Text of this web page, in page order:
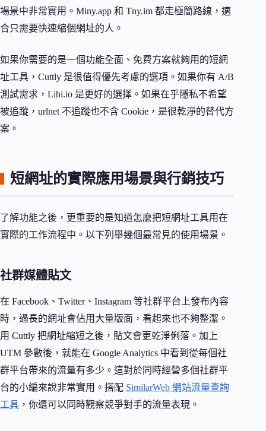
場景中非常實用。Miny.app 和 Tny.im 都走極簡路線，適
合只需要快速縮個網址的人。
如果你需要的是一個功能全面、免費方案就夠用的短網
址工具，Cuttly 是很值得優先考慮的選項。如果你有 A/B
測試需求，Lihi.io 是更好的選擇。如果在乎隱私不希望
被追蹤，urlnet 不追蹤也不含 Cookie，是很乾淨的替代方
案。
短網址的實際應用場景與行銷技巧
了解功能之後，更重要的是知道怎麼把短網址工具用在
實際的工作流程中。以下列舉幾個最常見的使用場景。
社群媒體貼文
在 Facebook、Twitter、Instagram 等社群平台上發布內容
時，過長的網址會佔用大量版面，看起來也不夠整潔。
用 Cuttly 把網址縮短之後，貼文會更乾淨俐落。加上
UTM 參數後，就能在 Google Analytics 中看到從每個社
群平台帶來的流量有多少。這對於同時經營多個社群平
台的小編來說非常實用。搭配 SimilarWeb 網站流量查詢
工具 ，你還可以同時觀察競爭對手的流量表現。